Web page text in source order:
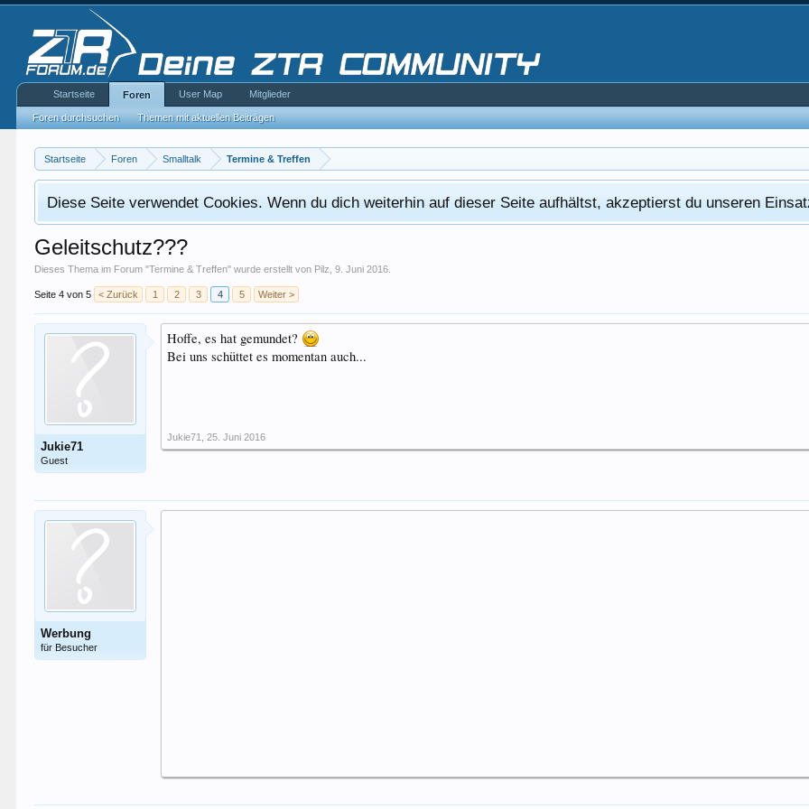
Startseite Foren Smalltalk Termine & Treffen
Diese Seite verwendet Cookies. Wenn du dich weiterhin auf dieser Seite aufhältst, akzeptierst du unseren
Geleitschutz???
Dieses Thema im Forum "Termine & Treffen" wurde erstellt von Pilz ,9. Juni 2016
Seite 4 von 5 < Zurück 1 2 3 4 5 Weiter >
Jukie71
Guest
Hoffe, es hat gemundet?
Bei uns schüttet es momentan auch...
Jukie71 25. Juni 2016
Werbung
für Besucher
Startseite Foren
Foren durchsuchen Themen mit aktuellen Beiträgen
User Map Mitglieder